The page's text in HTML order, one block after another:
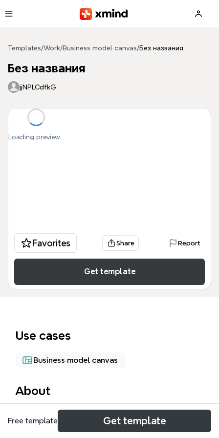
Templates/Work/Business model canvas/Без названия
Без названия
jjNPLCdfkG
Loading preview...
Favorites Share Report
Get template
Use cases
Business model canvas
About
Школа востребованных экспертов mind map —
это комплексный инструмент для
Free template Get template